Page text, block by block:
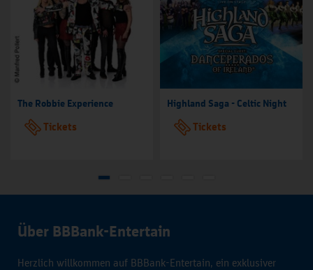
The Robbie Experience
Tickets
Highland Saga - Celtic Night
Tickets
Über BBBank-Entertain
Herzlich willkommen auf BBBank-Entertain, ein exklusiver